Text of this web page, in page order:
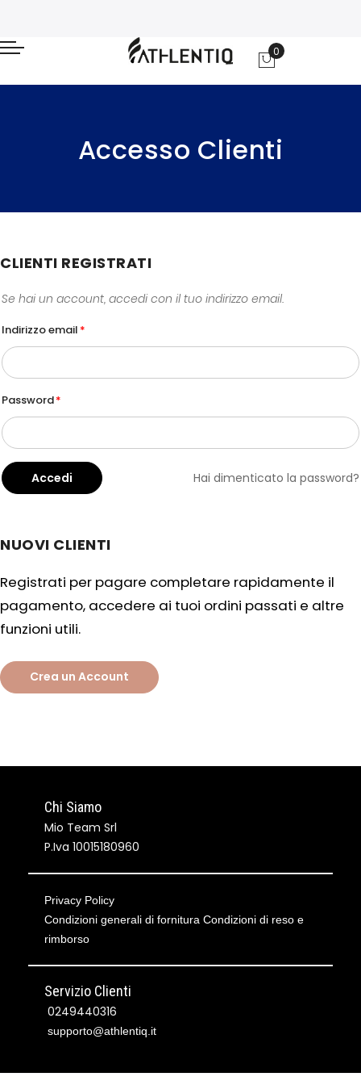
Carrello
0
Accesso Clienti
CLIENTI REGISTRATI
Se hai un account, accedi con il tuo indirizzo email.
Indirizzo email
Password
Accedi Hai dimenticato la password?
NUOVI CLIENTI
Registrati per pagare completare rapidamente il
pagamento, accedere ai tuoi ordini passati e altre
funzioni utili.
Crea un Account
Chi Siamo
Mio Team Srl
P.Iva 10015180960
Privacy Policy
Condizioni generali di fornitura Condizioni di reso e
rimborso
Servizio Clienti
0249440316
supporto@athlentiq.it